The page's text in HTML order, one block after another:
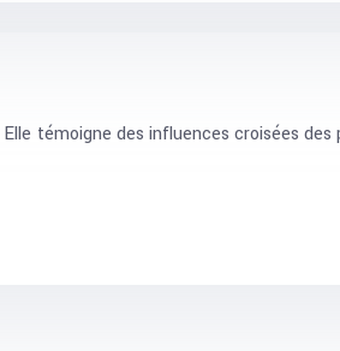
témoigne des influences croisées des